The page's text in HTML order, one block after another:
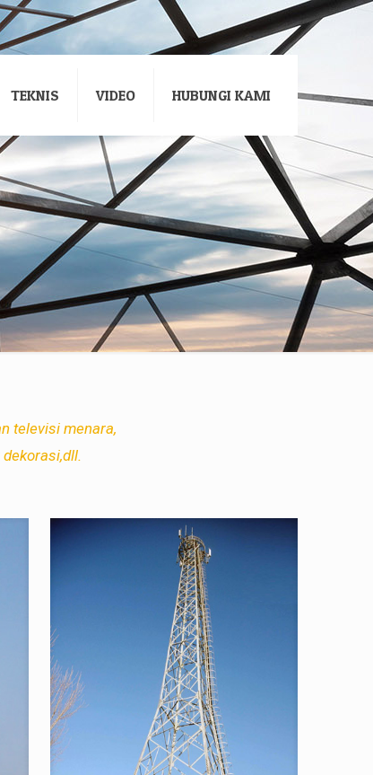
TEKNIS VIDEO HUBUNGI KAMI
televisi menara,